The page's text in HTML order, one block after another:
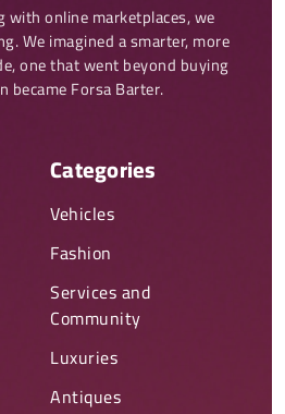
online marketplaces, we
We imagined a smarter, more
one that went beyond buying
became Forsa Barter.
Categories
Vehicles
Fashion
Services and
Community
Luxuries
Antiques